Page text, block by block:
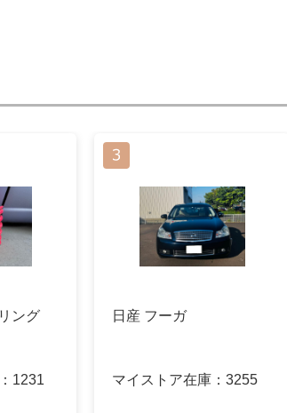
ング
1231
日産 フーガ
マイストア在庫： 3255